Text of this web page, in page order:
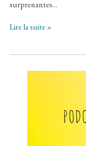
surprenantes…
✦
qui
merveille
enceintes
BUCHARDT
Lire la suite »